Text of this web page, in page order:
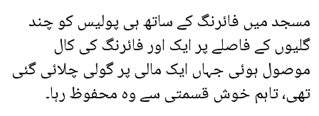
مسجد میں فائرنگ کے ساتھ ہی پولیس کو چند
گلیوں کے فاصلے پر ایک اور فائرنگ کی کال
موصول ہوئی جہاں ایک مالی پر گولی چلائی گئی
تھی، تاہم خوش قسمتی سے وہ محفوظ رہا۔